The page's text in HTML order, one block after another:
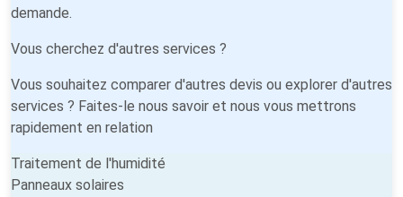
demande.
Vous cherchez d'autres services ?
Vous souhaitez comparer d'autres devis ou explorer d'autres
services ? Faites-le nous savoir et nous vous mettrons
rapidement en relation
Traitement de l'humidité
Panneaux solaires